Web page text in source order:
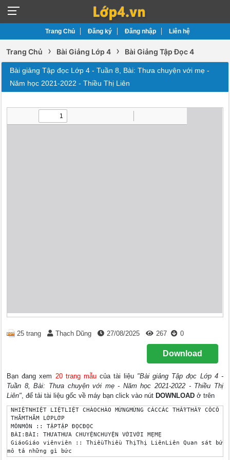
Trang Chủ Đăng ký Đăng nhập Liên hệ
Trang Chủ › Bài Giảng Lớp 4 › Bài Giảng Tập Đọc 4
Bài giảng Tập đọc Lớp 4 - Tuần 8, Bài: Thưa chuyện với mẹ -
Năm học 2021-2022 - Thiều Thị Liên
25 trang Thạch Dũng 27/08/2025 267 0
Download
Bạn đang xem 20 trang mẫucủa tài liệu "Bài giảng Tập đọc Lớp 4 -
Tuần 8, Bài: Thưa chuyện với mẹ - Năm học 2021-2022 - Thiều Thị
Liên", để tải tài liệu gốc về máy bạn click vào nút DOWNLOAD ở trên
NHIỆTNHIỆT LIỆTLIỆT CHÀOCHÀO MỪNGMỪNG CÁCCÁC THẦYTHẦY CÔCÔ
THĂMTHĂM LỚPLỚP
MÔNMÔN :: TẬPTẬP ĐỌCĐỌC
BÀI:BÀI: THƯATHƯA CHUYỆNCHUYỆN VỚIVỚI MẸMẸ
GiáoGiáo viênviên :: ThiềuThiều ThịThị LiênLiên Quan sát
mô tả những gì bức